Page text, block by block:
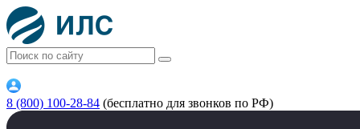
8 (800) 100-28-84 (бесплатно для звонков по РФ)